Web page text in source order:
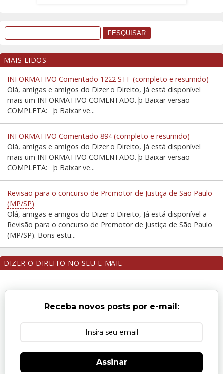
MAIS LIDOS
INFORMATIVO Comentado 1222 STF (completo e resumido)
Olá, amigas e amigos do Dizer o Direito, Já está disponível
mais um INFORMATIVO COMENTADO. þ Baixar versão
COMPLETA: þ Baixar ve...
INFORMATIVO Comentado 894 (completo e resumido)
Olá, amigas e amigos do Dizer o Direito, Já está disponível
mais um INFORMATIVO COMENTADO. þ Baixar versão
COMPLETA: þ Baixar ve...
Revisão para o concurso de Promotor de Justiça de São Paulo
(MP/SP)
Olá, amigas e amigos do Dizer o Direito, Já está disponível a
Revisão para o concurso de Promotor de Justiça de São Paulo
(MP/SP). Bons estu...
DIZER O DIREITO NO SEU E-MAIL
Receba novos posts por e-mail:
Assinar